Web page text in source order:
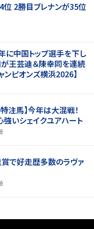
2勝目ブレナンが35位
中国トップ選手を下し
王芸迪＆陳幸同を連続
ピオンズ横浜2026】
注馬】今年は大混戦！
いシェイクユアハート
賞で好走歴多数のラヴァ